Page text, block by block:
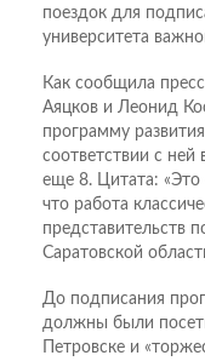
поездок для
университета
Как сообщила
Аяцков и Леонид
программу
соответствии с ней
еще 8. Цитата:
что работа
представительств
Саратовской
До подписания
должны были
Петровске и